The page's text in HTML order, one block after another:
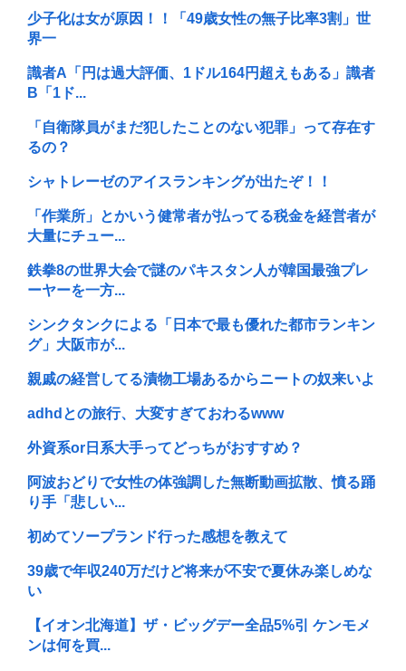
少子化は女が原因！！「49歳女性の無子比率3割」世
界一
識者A「円は過大評価、1ドル164円超えもある」識者
B「1ド...
「自衛隊員がまだ犯したことのない犯罪」って存在す
るの？
シャトレーゼのアイスランキングが出たぞ！！
「作業所」とかいう健常者が払ってる税金を経営者が
大量にチュー...
鉄拳8の世界大会で謎のパキスタン人が韓国最強プレ
ーヤーを一方...
シンクタンクによる「日本で最も優れた都市ランキン
グ」大阪市が...
親戚の経営してる漬物工場あるからニートの奴来いよ
adhdとの旅行、大変すぎておわるwww
外資系or日系大手ってどっちがおすすめ？
阿波おどりで女性の体強調した無断動画拡散、憤る踊
り手「悲しい...
初めてソープランド行った感想を教えて
39歳で年収240万だけど将来が不安で夏休み楽しめな
い
【イオン北海道】ザ・ビッグデー全品5%引 ケンモメ
ンは何を買...